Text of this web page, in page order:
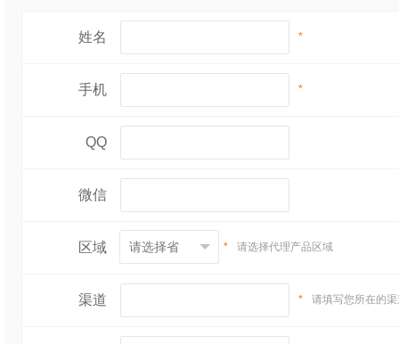
姓名 *
手机 *
QQ
微信
区域 * 请选择代理产品区域
渠道 * 请填写您所在的